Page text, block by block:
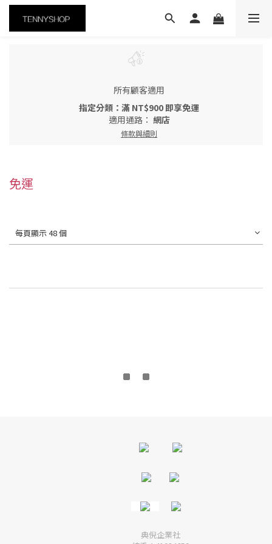
所有顧客適用
指定分類：滿 NT$900 即享免運
適用通路： 網店
條款與細則
免運
每頁顯示 48 個
典倪企業社